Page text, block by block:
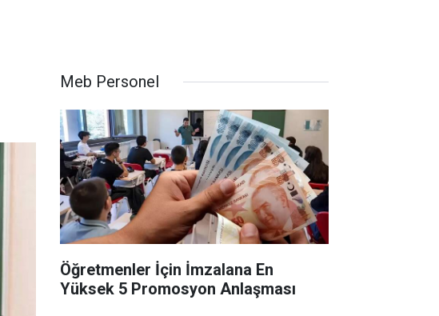
Meb Personel
Öğretmenler İçin İmzalana En
Yüksek 5 Promosyon Anlaşması